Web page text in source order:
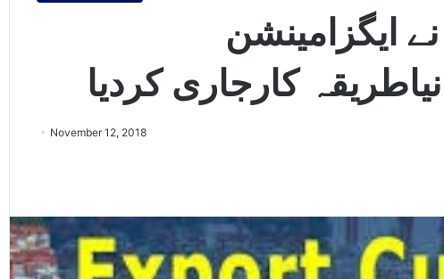
ایگزامینشن
کارجاری کردیا
November 12, 2018